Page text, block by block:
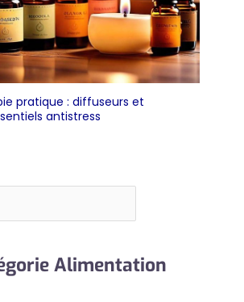
pratique : diffuseurs et
antistress
Alimentation